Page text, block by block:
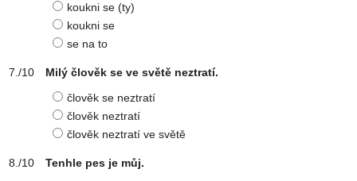
koukni se (ty)
koukni se
se na to
Milý člověk se ve světě neztratí.
člověk se neztratí
člověk neztratí
člověk neztratí ve světě
Tenhle pes je můj.